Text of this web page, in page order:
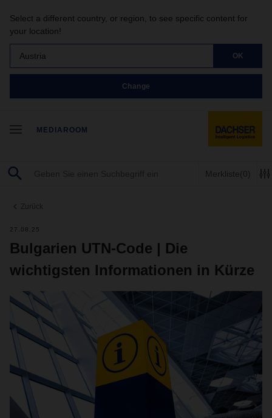
Select a different country, or region, to see specific content for
your location!
Austria OK
Change
MEDIAROOM
Merkliste(0)
Zurück
27.08.25
Bulgarien UTN-Code | Die
wichtigsten Informationen in Kürze